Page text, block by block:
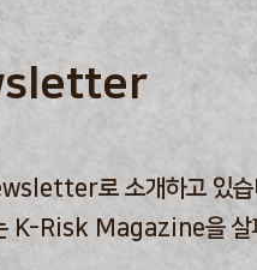
로 소개하고 있습
K-Risk Magazine을 살